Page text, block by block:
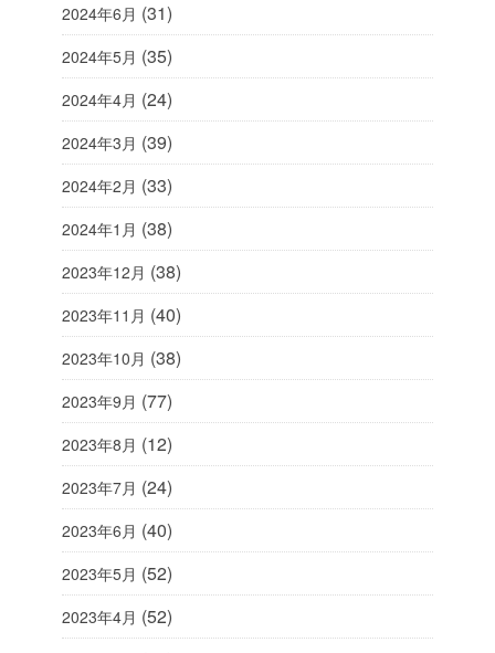
2024年6月 (31)
2024年5月 (35)
2024年4月 (24)
2024年3月 (39)
2024年2月 (33)
2024年1月 (38)
2023年12月 (38)
2023年11月 (40)
2023年10月 (38)
2023年9月 (77)
2023年8月 (12)
2023年7月 (24)
2023年6月 (40)
2023年5月 (52)
2023年4月 (52)